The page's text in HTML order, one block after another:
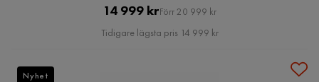
Pris
14 999 krOriginal
Pris
Förr 20 999 kr
Tidigare lägsta pris 14 999 kr
Nyhet